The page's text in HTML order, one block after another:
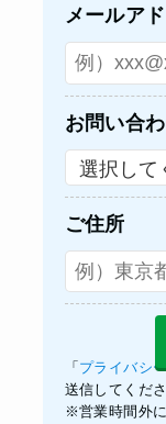
メールア
お問い合
ご住所
「 プライバシ
送信してくださ
※営業時間外